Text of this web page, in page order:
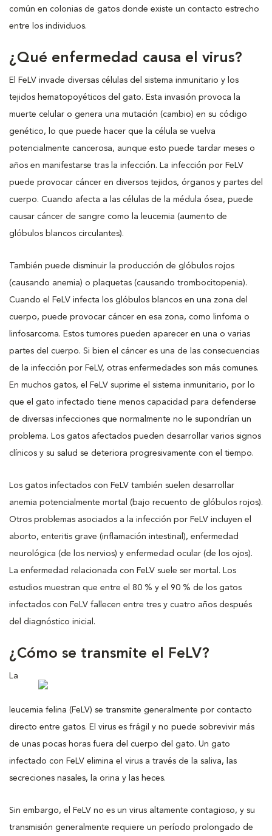
común en colonias de gatos donde existe un contacto estrecho
entre los individuos.
¿Qué enfermedad causa el virus?
El FeLV invade diversas células del sistema inmunitario y los
tejidos hematopoyéticos del gato. Esta invasión provoca la
muerte celular o genera una mutación (cambio) en su código
genético, lo que puede hacer que la célula se vuelva
potencialmente cancerosa, aunque esto puede tardar meses o
años en manifestarse tras la infección. La infección por FeLV
puede provocar cáncer en diversos tejidos, órganos y partes del
cuerpo. Cuando afecta a las células de la médula ósea, puede
causar cáncer de sangre como la leucemia (aumento de
glóbulos blancos circulantes).
También puede disminuir la producción de glóbulos rojos
(causando anemia) o plaquetas (causando trombocitopenia).
Cuando el FeLV infecta los glóbulos blancos en una zona del
cuerpo, puede provocar cáncer en esa zona, como linfoma o
linfosarcoma. Estos tumores pueden aparecer en una o varias
partes del cuerpo. Si bien el cáncer es una de las consecuencias
de la infección por FeLV, otras enfermedades son más comunes.
En muchos gatos, el FeLV suprime el sistema inmunitario, por lo
que el gato infectado tiene menos capacidad para defenderse
de diversas infecciones que normalmente no le supondrían un
problema. Los gatos afectados pueden desarrollar varios signos
clínicos y su salud se deteriora progresivamente con el tiempo.
Los gatos infectados con FeLV también suelen desarrollar
anemia potencialmente mortal (bajo recuento de glóbulos rojos).
Otros problemas asociados a la infección por FeLV incluyen el
aborto, enteritis grave (inflamación intestinal), enfermedad
neurológica (de los nervios) y enfermedad ocular (de los ojos).
La enfermedad relacionada con FeLV suele ser mortal. Los
estudios muestran que entre el 80 % y el 90 % de los gatos
infectados con FeLV fallecen entre tres y cuatro años después
del diagnóstico inicial.
¿Cómo se transmite el FeLV?
La
leucemia felina (FeLV) se transmite generalmente por contacto
directo entre gatos. El virus es frágil y no puede sobrevivir más
de unas pocas horas fuera del cuerpo del gato. Un gato
infectado con FeLV elimina el virus a través de la saliva, las
secreciones nasales, la orina y las heces.
Sin embargo, el FeLV no es un virus altamente contagioso, y su
transmisión generalmente requiere un período prolongado de